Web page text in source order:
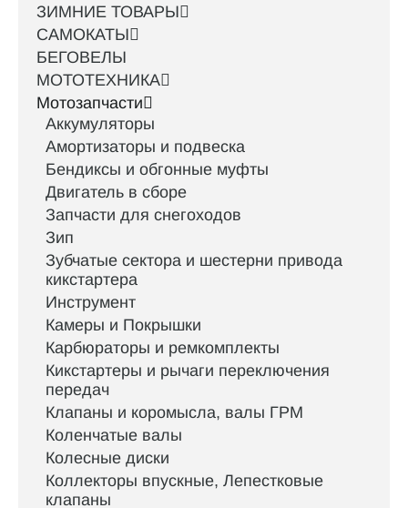
ЗИМНИЕ ТОВАРЫ
САМОКАТЫ
БЕГОВЕЛЫ
МОТОТЕХНИКА
Мотозапчасти
Аккумуляторы
Амортизаторы и подвеска
Бендиксы и обгонные муфты
Двигатель в сборе
Запчасти для снегоходов
Зип
Зубчатые сектора и шестерни привода
кикстартера
Инструмент
Камеры и Покрышки
Карбюраторы и ремкомплекты
Кикстартеры и рычаги переключения
передач
Клапаны и коромысла, валы ГРМ
Коленчатые валы
Колесные диски
Коллекторы впускные, Лепестковые
клапаны